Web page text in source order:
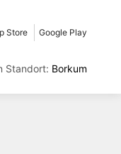
Store Google Play
Standort: Borkum